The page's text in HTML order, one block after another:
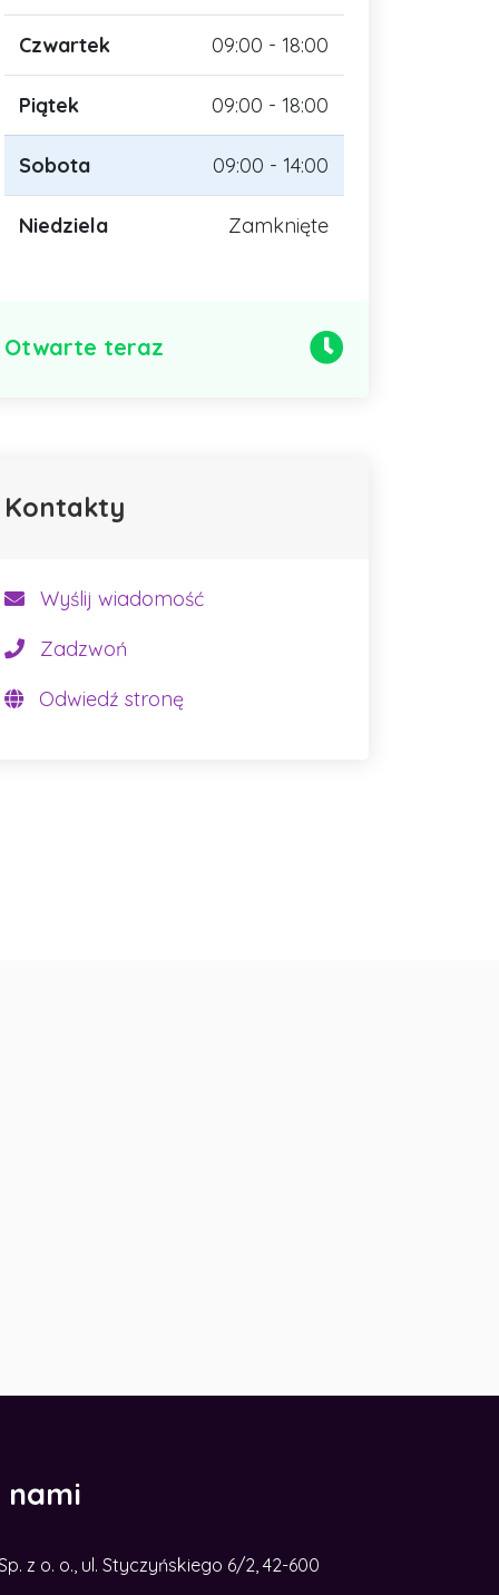
Czwartek 09:00 - 18:00
Piątek 09:00 - 18:00
Sobota 09:00 - 14:00
Niedziela Zamknięte
Otwarte teraz
Kontakty
Wyślij wiadomość
Zadzwoń
Odwiedź stronę
nami
z o. o., ul. Styczyńskiego 6/2, 42-600